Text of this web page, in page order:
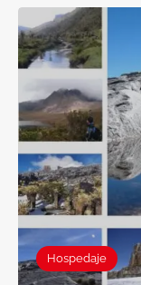
Hospedaje